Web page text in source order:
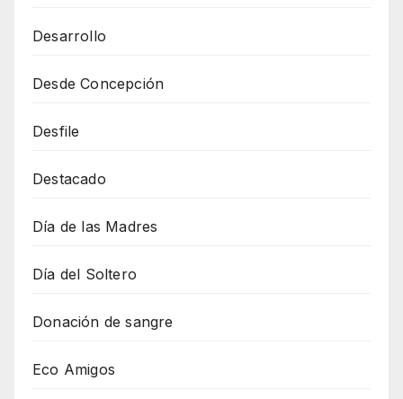
Desarrollo
Desde Concepción
Desfile
Destacado
Día de las Madres
Día del Soltero
Donación de sangre
Eco Amigos